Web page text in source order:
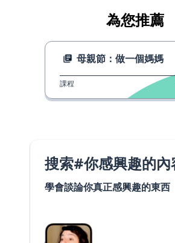
為您推薦
母親節：做一個媽媽
課程
搜索#你感興趣的內
學會談論你真正感興趣的東西